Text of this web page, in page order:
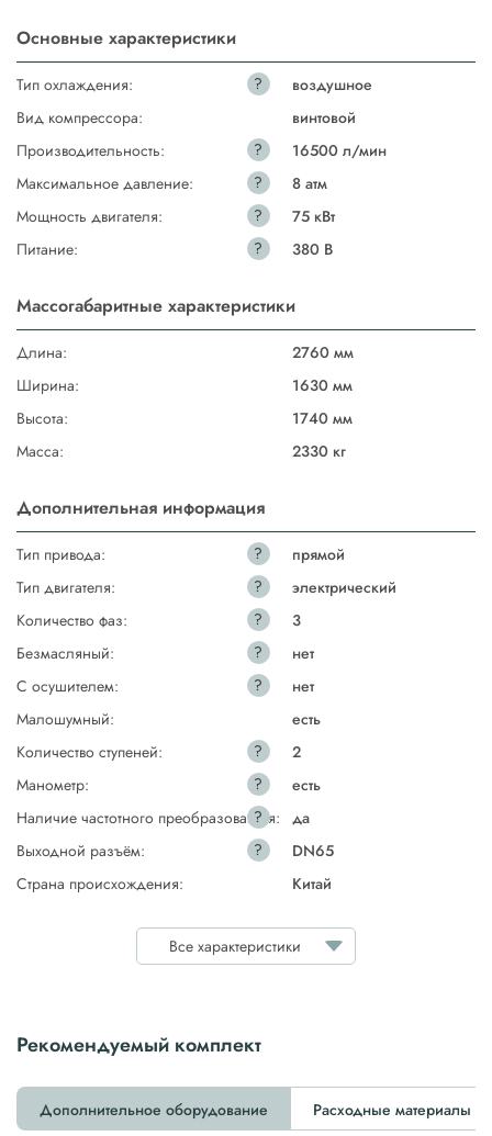
Основные характеристики
Тип охлаждения: ?
воздушное
Вид компрессора:
винтовой
Производительность:
?
16500 л/мин
Максимальное давление:
?
8 атм
Мощность двигателя:
?
75 кВт
Питание:
? 380 В
Массогабаритные характеристики
Длина:
2760 мм
Ширина:
1630 мм
Высота:
1740 мм
Масса:
2330 кг
Дополнительная информация
Тип привода: ?
прямой
Тип двигателя:
?
электрический
Количество фаз:
?
3
Безмасляный:
?
нет
С осушителем:
?
нет
Малошумный:
есть
Количество ступеней:
?
2
Манометр:
?
есть
Наличие частотного преобразователя:
?
да
Выходной разъём:
?
DN65
Страна происхождения:
Китай
Все характеристики
Рекомендуемый комплект
Дополнительное оборудование Расходные материалы